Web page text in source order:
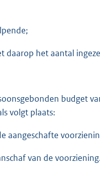
het aantal
budget
volgt plaats:
aangeschafte
van de